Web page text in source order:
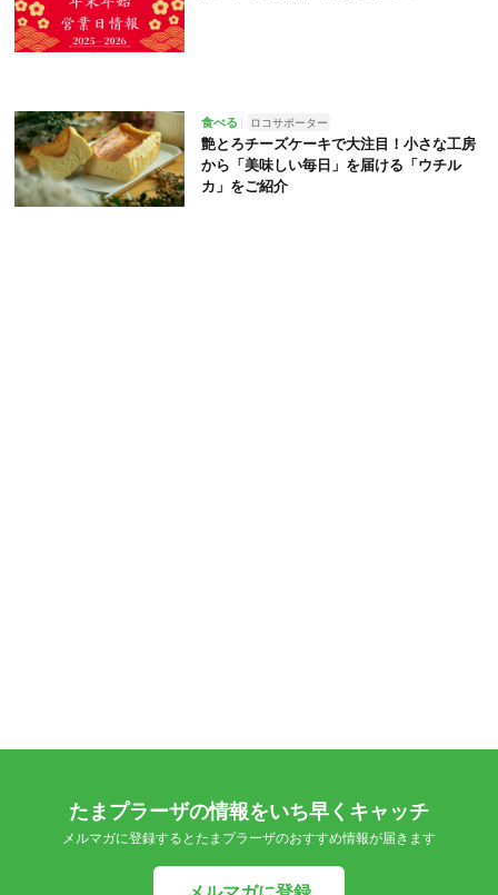
食べる ロコサポーター
艶とろチーズケーキで大注目！小さな工房
から「美味しい毎日」を届ける「ウチル
カ」をご紹介
たまプラーザの情報をいち早くキャッチ
メルマガに登録するとたまプラーザのおすすめ情報が届きます